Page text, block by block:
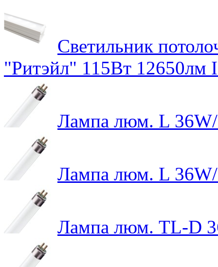
Светильник
"Ритэйл" 115Вт 12650лм
Лампа люм. L
Лампа люм. L
Лампа люм. TL-D